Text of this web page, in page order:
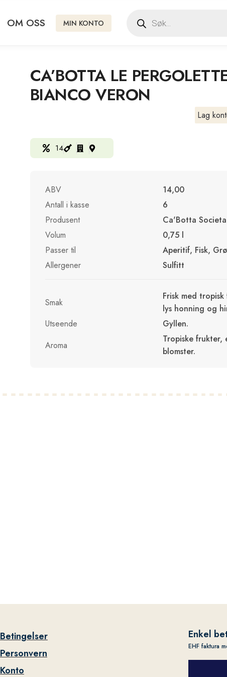
OM OSS MIN KONTO
CA’BOTTA LE
BIANCO VERON
Lag
14
ABV
14,00
Antall i kasse
6
Produsent
Ca'Botta
Volum
0,75 l
Passer til
Aperitif, Fisk,
Allergener
Sulfitt
Smak
Frisk med
lys honning og
Utseende
Gyllen.
Aroma
Tropiske frukter,
blomster.
Betingelser
Personvern
Konto
Enkel
EHF faktura